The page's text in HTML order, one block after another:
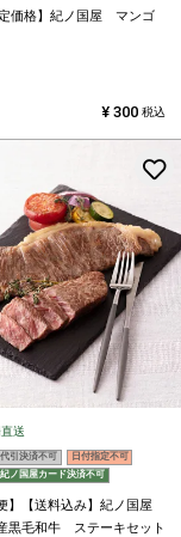
定価格】紀ノ国屋 マンゴ
¥ 300 税込
送
代引決済不可
日付指定不可
紀ノ国屋カード決済不可
】【送料込み】紀ノ国屋
黒毛和牛 ステーキセット